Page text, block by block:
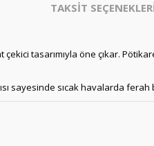
TAKSİT
tasarımıyla öne çıkar.
sayesinde sıcak havalarda ferah